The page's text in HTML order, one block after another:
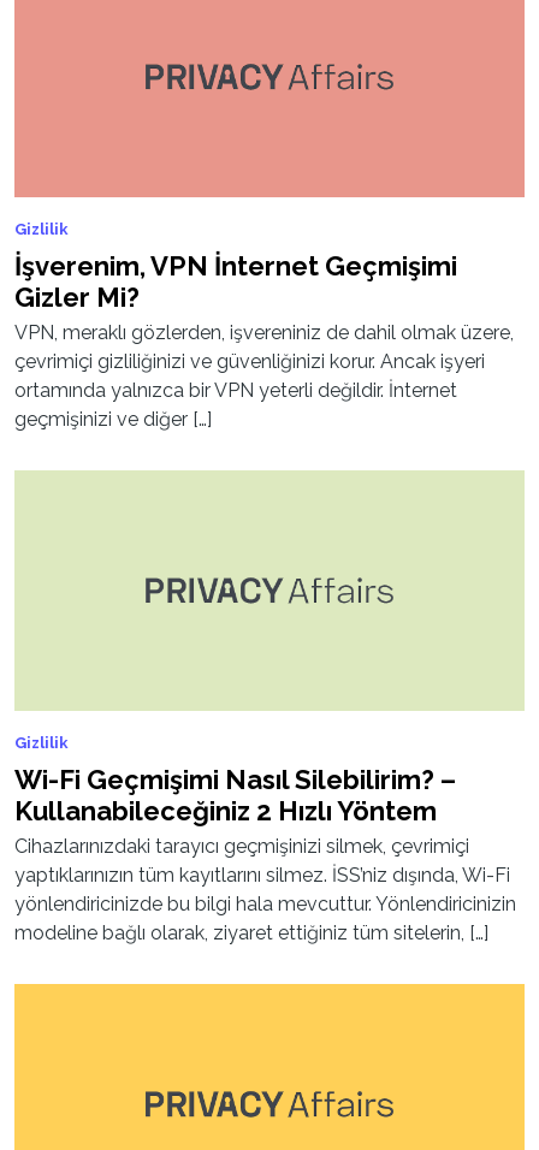
Gizlilik
İşverenim, VPN İnternet Geçmişimi
Gizler Mi?
VPN, meraklı gözlerden, işvereniniz de dahil olmak üzere,
çevrimiçi gizliliğinizi ve güvenliğinizi korur. Ancak işyeri
ortamında yalnızca bir VPN yeterli değildir. İnternet
geçmişinizi ve diğer […]
Gizlilik
Wi-Fi Geçmişimi Nasıl Silebilirim? –
Kullanabileceğiniz 2 Hızlı Yöntem
Cihazlarınızdaki tarayıcı geçmişinizi silmek, çevrimiçi
yaptıklarınızın tüm kayıtlarını silmez. İSS’niz dışında, Wi-Fi
yönlendiricinizde bu bilgi hala mevcuttur. Yönlendiricinizin
modeline bağlı olarak, ziyaret ettiğiniz tüm sitelerin, […]